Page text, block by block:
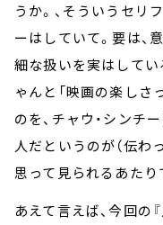
うか。、そういうセリ
ーはしていて。要は、
細な扱いを実はしてい
ゃんと「映画の楽しさ
のを、チャウ・シンチ
人だというのが（伝わ
思って見られるあたり
あえて言えば、今回の